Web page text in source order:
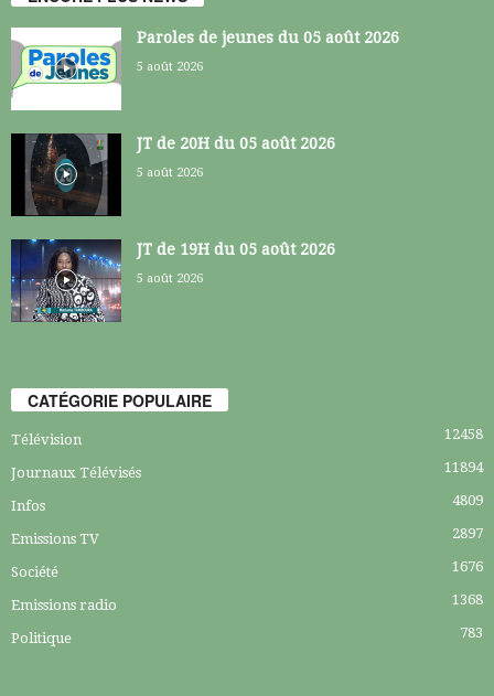
Paroles de jeunes du 05 août 2026
5 août 2026
JT de 20H du 05 août 2026
5 août 2026
JT de 19H du 05 août 2026
5 août 2026
CATÉGORIE POPULAIRE
Télévision 12458
Journaux Télévisés 11894
Infos 4809
Emissions TV 2897
Société 1676
Emissions radio 1368
Politique 783